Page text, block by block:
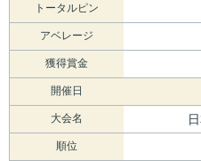
トータルピン
アベレージ
獲得賞金
開催日
大会名
順位